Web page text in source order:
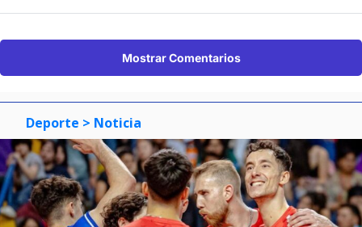
Mostrar Comentarios
Deporte > Noticia